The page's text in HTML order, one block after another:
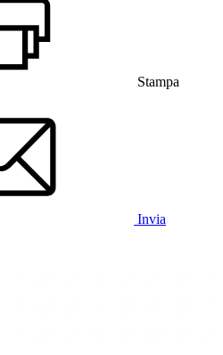
Stampa
Invia